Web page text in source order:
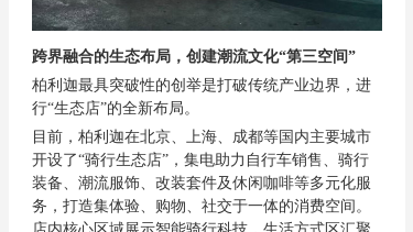
跨界融合的生态布局，创建潮流文化“第三空间”
柏利迦最具突破性的创举是打破传统产业边界，进
行“生态店”的全新布局。
目前，柏利迦在北京、上海、成都等国内主要城市
开设了“骑行生态店”，集电助力自行车销售、骑行
装备、潮流服饰、改装套件及休闲咖啡等多元化服
务，打造集体验、购物、社交于一体的消费空间。